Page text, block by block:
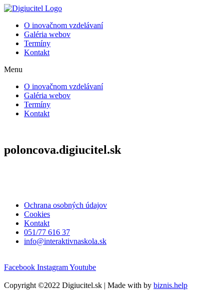
Preskočiť
obsah
O inovačnom vzdelávaní
Galéria webov
Termíny
Kontakt
Menu
O inovačnom vzdelávaní
Galéria webov
Termíny
Kontakt
poloncova.digiucitel.sk
Ochrana osobných údajov
Cookies
Kontakt
051/77 616 37
info@interaktivnaskola.sk
Facebook InstagramYoutube
Copyright ©2022 Digiucitel.sk | Made with by biznis.help